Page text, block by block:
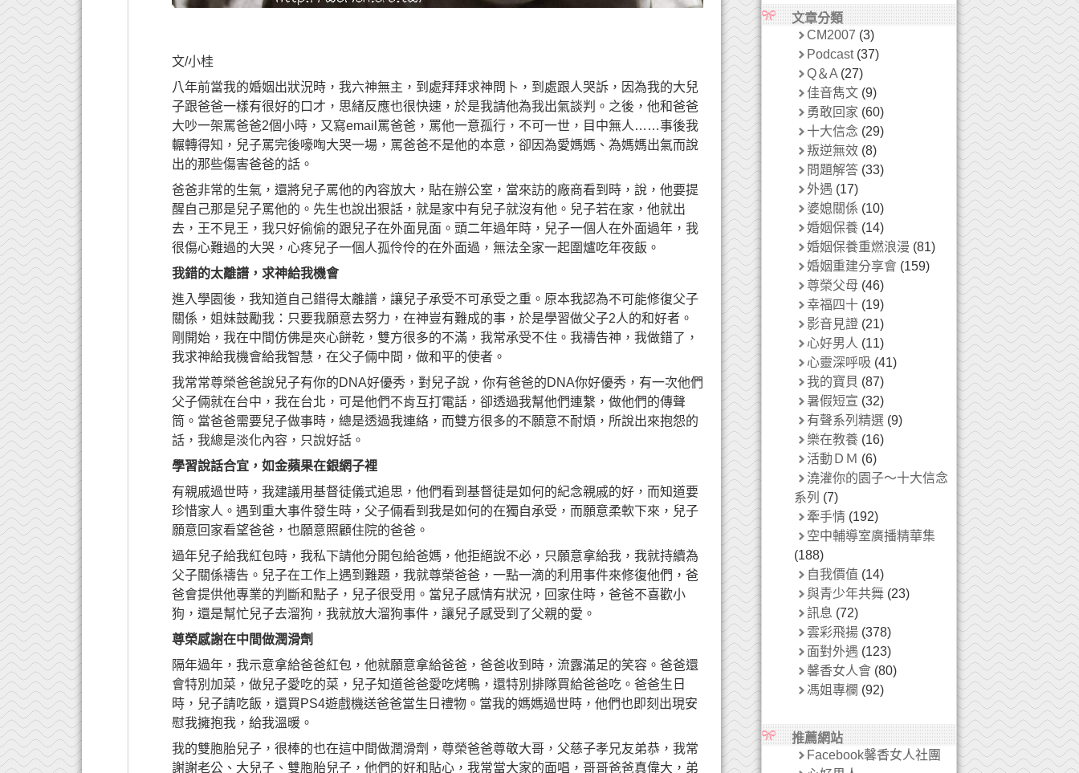
文/小桂
八年前當我的婚姻出狀況時，我六神無主，到處拜拜求神問卜，到處跟人哭訴，因為我的大兒
子跟爸爸一樣有很好的口才，思緒反應也很快速，於是我請他為我出氣談判。之後，他和爸爸
大吵一架罵爸爸2個小時，又寫email罵爸爸，罵他一意孤行，不可一世，目中無人……事後我
輾轉得知，兒子罵完後嚎啕大哭一場，罵爸爸不是他的本意，卻因為愛媽媽、為媽媽出氣而說
出的那些傷害爸爸的話。
爸爸非常的生氣，還將兒子罵他的內容放大，貼在辦公室，當來訪的廠商看到時，說，他要提
醒自己那是兒子罵他的。先生也說出狠話，就是家中有兒子就沒有他。兒子若在家，他就出
去，王不見王，我只好偷偷的跟兒子在外面見面。頭二年過年時，兒子一個人在外面過年，我
很傷心難過的大哭，心疼兒子一個人孤伶伶的在外面過，無法全家一起圍爐吃年夜飯。
我錯的太離譜，求神給我機會
進入學園後，我知道自己錯得太離譜，讓兒子承受不可承受之重。原本我認為不可能修復父子
關係，姐妹鼓勵我：只要我願意去努力，在神豈有難成的事，於是學習做父子2人的和好者。
剛開始，我在中間仿佛是夾心餅乾，雙方很多的不滿，我常承受不住。我禱告神，我做錯了，
我求神給我機會給我智慧，在父子倆中間，做和平的使者。
我常常尊榮爸爸說兒子有你的DNA好優秀，對兒子說，你有爸爸的DNA你好優秀，有一次他們
父子倆就在台中，我在台北，可是他們不肯互打電話，卻透過我幫他們連繫，做他們的傳聲
筒。當爸爸需要兒子做事時，總是透過我連絡，而雙方很多的不願意不耐煩，所說出來抱怨的
話，我總是淡化內容，只說好話。
學習說話合宜，如金蘋果在銀網子裡
有親戚過世時，我建議用基督徒儀式追思，他們看到基督徒是如何的紀念親戚的好，而知道要
珍惜家人。遇到重大事件發生時，父子倆看到我是如何的在獨自承受，而願意柔軟下來，兒子
願意回家看望爸爸，也願意照顧住院的爸爸。
過年兒子給我紅包時，我私下請他分開包給爸媽，他拒絕說不必，只願意拿給我，我就持續為
父子關係禱告。兒子在工作上遇到難題，我就尊榮爸爸，一點一滴的利用事件來修復他們，爸
爸會提供他專業的判斷和點子，兒子很受用。當兒子感情有狀況，回家住時，爸爸不喜歡小
狗，還是幫忙兒子去溜狗，我就放大溜狗事件，讓兒子感受到了父親的愛。
尊榮感謝在中間做潤滑劑
隔年過年，我示意拿給爸爸紅包，他就願意拿給爸爸，爸爸收到時，流露滿足的笑容。爸爸還
會特別加菜，做兒子愛吃的菜，兒子知道爸爸愛吃烤鴨，還特別排隊買給爸爸吃。爸爸生日
時，兒子請吃飯，還買PS4遊戲機送爸爸當生日禮物。當我的媽媽過世時，他們也即刻出現安
慰我擁抱我，給我溫暖。
我的雙胞胎兒子，很棒的也在這中間做潤滑劑，尊榮爸爸尊敬大哥，父慈子孝兄友弟恭，我常
謝謝老公、大兒子、雙胞胎兒子，他們的好和貼心，我常當大家的面唱，哥哥爸爸真偉大，弟
文章分類
CM2007 (3)
Podcast(37)
Q＆A(27)
佳音雋文(9)
勇敢回家 (60)
十大信念 (29)
叛逆無效(8)
問題解答(33)
外遇 (17)
婆媳關係 (10)
婚姻保養(14)
婚姻保養重燃浪漫 (81)
婚姻重建分享會(159)
尊榮父母 (46)
幸福四十(19)
影音見證(21)
心好男人 (11)
心靈深呼吸 (41)
我的寶貝 (87)
暑假短宣 (32)
有聲系列精選(9)
樂在教養(16)
活動ＤＭ (6)
澆灌你的園子～十大信念
系列 (7)
牽手情(192)
空中輔導室廣播精華集
(188)
自我價值 (14)
與青少年共舞(23)
訊息 (72)
雲彩飛揚(378)
面對外遇 (123)
馨香女人會(80)
馮姐專欄 (92)
推薦網站
Facebook馨香女人社團